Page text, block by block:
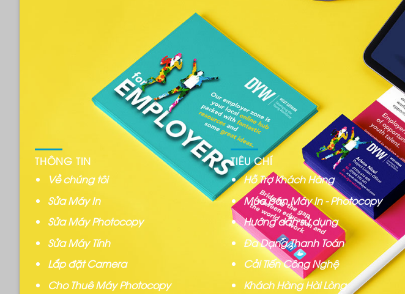
THÔNG TIN
Về chúng tôi
Sửa Máy In
Sửa Máy Photocopy
Sửa Máy Tính
Lắp đặt Camera
Cho Thuê Máy Photocopy
TIÊU CHÍ
Hỗ Trợ Khách Hàng
Mua bán Máy In - Photocopy
Hướng dẫn sử dụng
Đa Dạng Thanh Toán
Cải Tiến Công Nghệ
Khách Hàng Hài Lòng